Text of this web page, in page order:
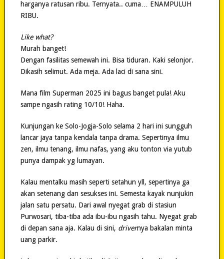
harganya ratusan ribu. Ternyata.. cuma… ENAMPULUH
RIBU.
Like what?
Murah banget!
Dengan fasilitas semewah ini. Bisa tiduran. Kaki selonjor.
Dikasih selimut. Ada meja. Ada laci di sana sini.
Mana film Superman 2025 ini bagus banget pula! Aku
sampe ngasih rating 10/10! Haha.
Kunjungan ke Solo-Jogja-Solo selama 2 hari ini sungguh
lancar jaya tanpa kendala tanpa drama. Sepertinya ilmu
zen, ilmu tenang, ilmu nafas, yang aku tonton via yutub
punya dampak yg lumayan.
Kalau mentalku masih seperti setahun yll, sepertinya ga
akan setenang dan sesukses ini. Semesta kayak nunjukin
jalan satu persatu. Dari awal nyegat grab di stasiun
Purwosari, tiba-tiba ada ibu-ibu ngasih tahu. Nyegat grab
di depan sana aja. Kalau di sini, drivernya bakalan minta
uang parkir.